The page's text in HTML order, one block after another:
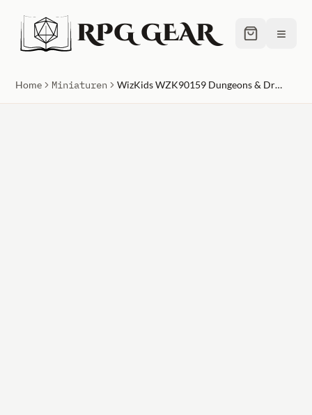
RPG GEAR ≡
Home Miniaturen WizKids WZK90159 Dungeons & Dragons Hobgoblin Devastator W13 Nolzurs Marvelous Miniatures